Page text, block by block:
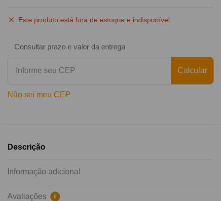
Este produto está fora de estoque e indisponível.
Consultar prazo e valor da entrega
Calcular
Não sei meu CEP
Descrição
Informação adicional
Avaliações 0